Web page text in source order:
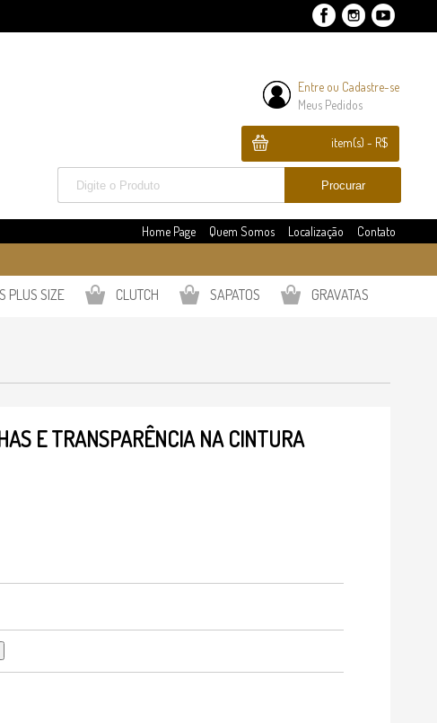
Entre ou Cadastre-se
Meus Pedidos
item(s) - R$
Home Page Quem Somos Localização Contato
PLUS SIZE CLUTCH SAPATOS GRAVATAS
E TRANSPARÊNCIA NA CINTURA